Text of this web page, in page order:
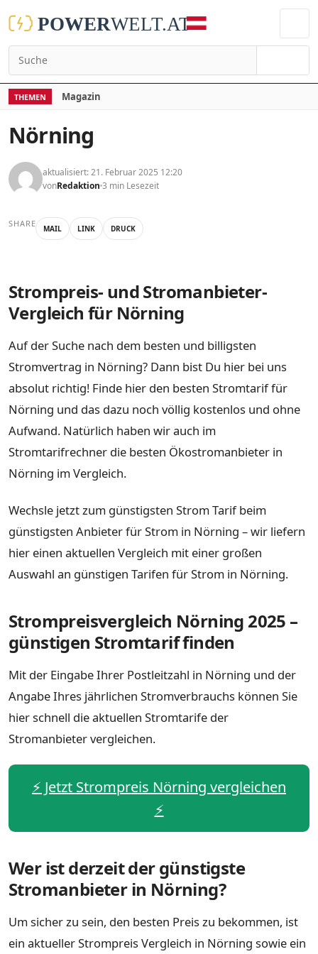
THEMEN Magazin
Nörning
aktualisiert: 21. Februar 2025 12:20
vonRedaktion 3 min Lesezeit
SHARE MAIL LINK DRUCK
Strompreis- und Stromanbieter-
Vergleich für Nörning
Auf der Suche nach dem besten und billigsten
Stromvertrag in Nörning? Dann bist Du hier bei uns
absolut richtig! Finde hier den besten Stromtarif für
Nörning und das dazu noch völlig kostenlos und ohne
Aufwand. Natürlich haben wir auch im
Stromtarifrechner die besten Ökostromanbieter in
Nörning im Vergleich.
Wechsle jetzt zum günstigsten Strom Tarif beim
günstigsten Anbieter für Strom in Nörning – wir liefern
hier einen aktuellen Vergleich mit einer großen
Auswahl an günstigen Tarifen für Strom in Nörning.
Strompreisvergleich Nörning 2025 –
günstigen Stromtarif finden
Mit der Eingabe Ihrer Postleitzahl in Nörning und der
Angabe Ihres jährlichen Stromverbrauchs können Sie
hier schnell die aktuellen Stromtarife der
Stromanbieter vergleichen.
⚡️ Jetzt Strompreis Nörning vergleichen
⚡️
Wer ist derzeit der günstigste
Stromanbieter in Nörning?
Um sicher zu sein, den besten Preis zu bekommen, ist
ein aktueller Strompreis Vergleich in Nörning sowie ein